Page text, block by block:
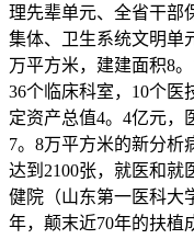
理先辈单元、全省干部
集体、卫生系统文明单
万平方米，建建面积8
36个临床科室，10个医
定资产总值4。4亿元，
7。8万平方米的新分析
达到2100张，就医和就
健院（山东第一医科大
年，颠末近70年的扶植